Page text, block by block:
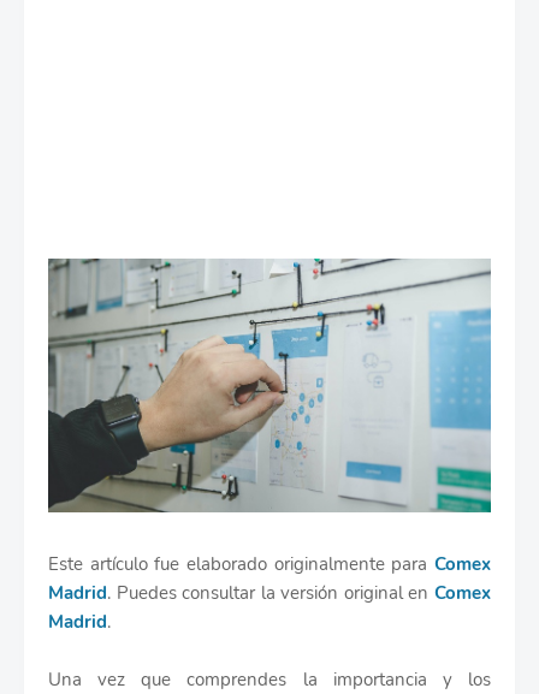
Este artículo fue elaborado originalmente para Comex
Madrid. Puedes consultar la versión original en Comex
Madrid.
Una vez que comprendes la importancia y los